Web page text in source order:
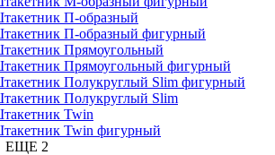
П-образный
П-образный фигурный
Прямоугольный
Прямоугольный фигурный
Полукруглый Slim фигурный
Полукруглый Slim
Twin
Twin фигурный
ЕЩЕ 2